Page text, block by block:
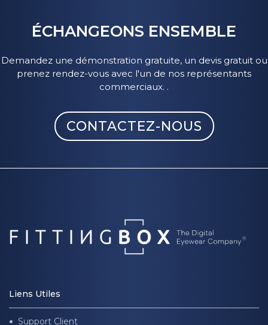
ÉCHANGEONS ENSEMBLE
Demandez une démonstration gratuite, un devis gratuit ou
prenez rendez-vous avec l'un de nos représentants
commerciaux. .
CONTACTEZ-NOUS
Liens Utiles
Support Client